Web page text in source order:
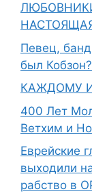
Певец,
был
КАЖДОМУ
400 Лет
Ветхим и
Еврейские
выходили
рабство в